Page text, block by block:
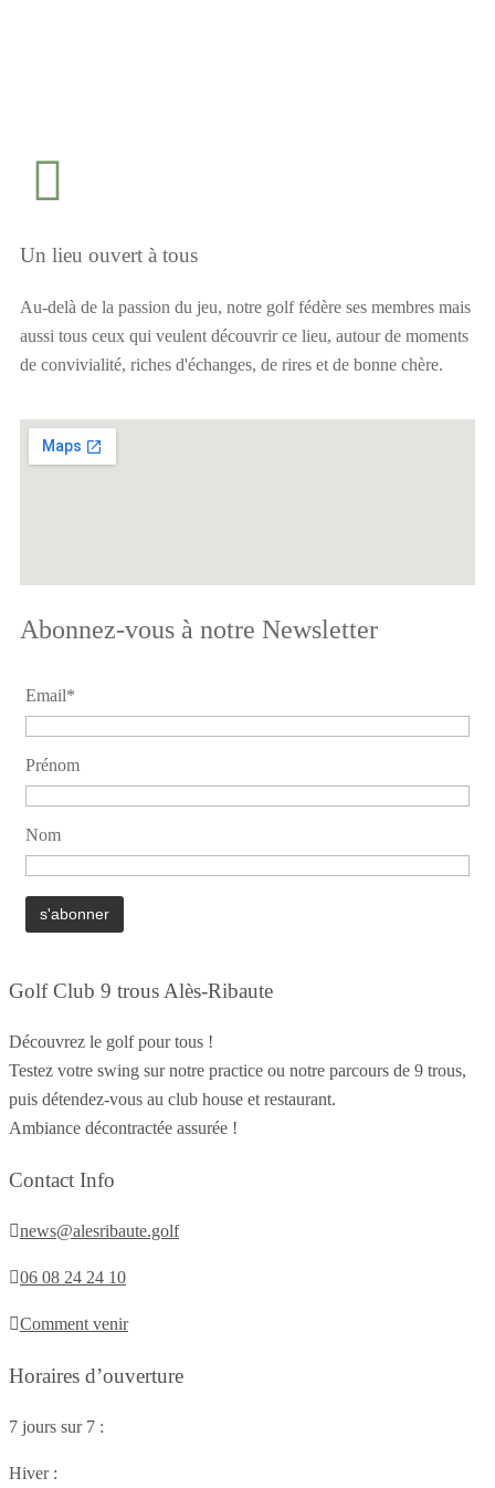
Un lieu ouvert à tous
Au-delà de la passion du jeu, notre golf fédère ses membres mais
aussi tous ceux qui veulent découvrir ce lieu, autour de moments
de convivialité, riches d'échanges, de rires et de bonne chère.
Abonnez-vous à notre Newsletter
Email*
Prénom
Nom
Golf Club 9 trous Alès-Ribaute
Découvrez le golf pour tous !
Testez votre swing sur notre practice ou notre parcours de 9 trous,
puis détendez-vous au club house et restaurant.
Ambiance décontractée assurée !
Contact Info
news@alesribaute.golf
06 08 24 24 10
Comment venir
Horaires d’ouverture
7 jours sur 7 :
Hiver :